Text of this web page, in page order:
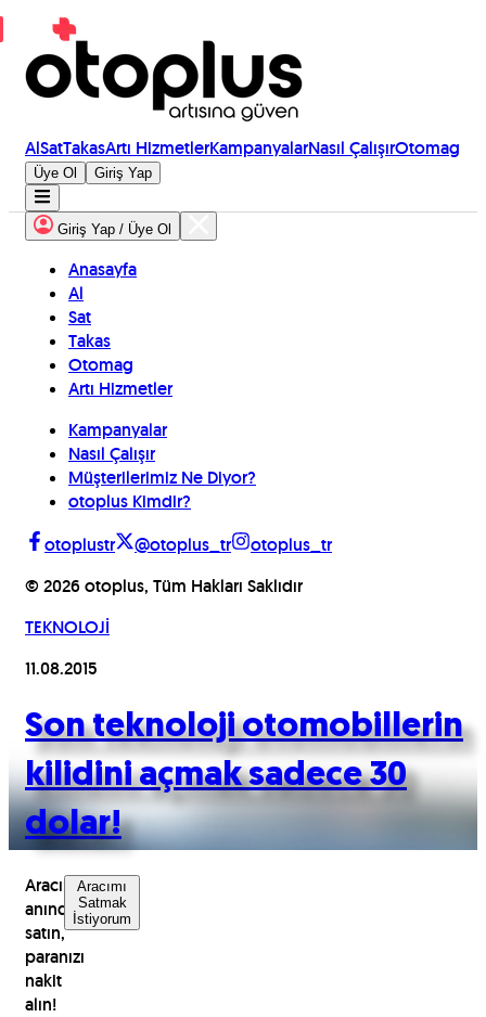
AlSatTakasArtı HizmetlerKampanyalarNasıl ÇalışırOtomag
Üye Ol Giriş Yap
Giriş Yap / Üye Ol
Anasayfa
Al
Sat
Takas
Otomag
Artı Hizmetler
Kampanyalar
Nasıl Çalışır
Müşterilerimiz Ne Diyor?
otoplus Kimdir?
otoplustr
@otoplus_tr
otoplus_tr
© 2026 otoplus, Tüm Hakları Saklıdır
TEKNOLOJİ
11.08.2015
Son teknoloji otomobillerin
kilidini açmak sadece 30
dolar!
Aracınızı
anında
satın,
paranızı
nakit
alın!
Aracımı
Satmak
İstiyorum